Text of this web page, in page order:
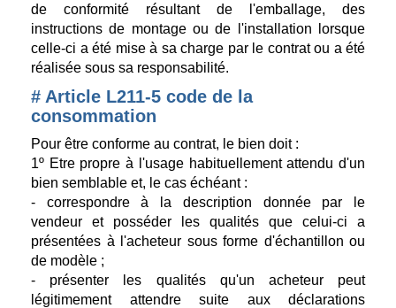
de conformité résultant de l'emballage, des
instructions de montage ou de l'installation lorsque
celle-ci a été mise à sa charge par le contrat ou a été
réalisée sous sa responsabilité.
# Article L211-5 code de la
consommation
Pour être conforme au contrat, le bien doit :
1º Etre propre à l'usage habituellement attendu d'un
bien semblable et, le cas échéant :
- correspondre à la description donnée par le
vendeur et posséder les qualités que celui-ci a
présentées à l'acheteur sous forme d'échantillon ou
de modèle ;
- présenter les qualités qu'un acheteur peut
légitimement attendre suite aux déclarations